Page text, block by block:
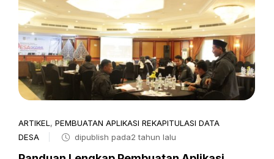
ARTIKEL , PEMBUATAN APLIKASI REKAPITULASI DATA
DESA
dipublish pada2 tahun lalu